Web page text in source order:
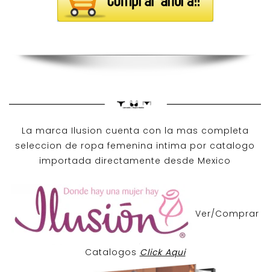
La marca Ilusion cuenta con la mas completa
seleccion de ropa femenina intima por catalogo
importada directamente desde Mexico
Ver/Comprar
Catalogos Click Aqui